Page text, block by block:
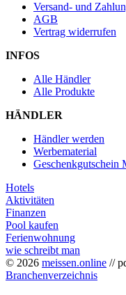
Versand- und
AGB
Vertrag widerrufen
INFOS
Alle Händler
Alle Produkte
HÄNDLER
Händler werden
Werbematerial
Geschenkgutschein
Hotels
Aktivitäten
Finanzen
Pool kaufen
Ferienwohnung
wie schreibt man
© 2026 meissen.online //
Branchenverzeichnis